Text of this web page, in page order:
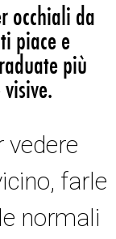
occhiali da
piace e
più
vedere
farle
normali